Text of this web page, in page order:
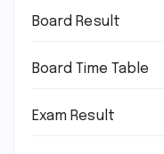
Board Result
Board Time Table
Exam Result